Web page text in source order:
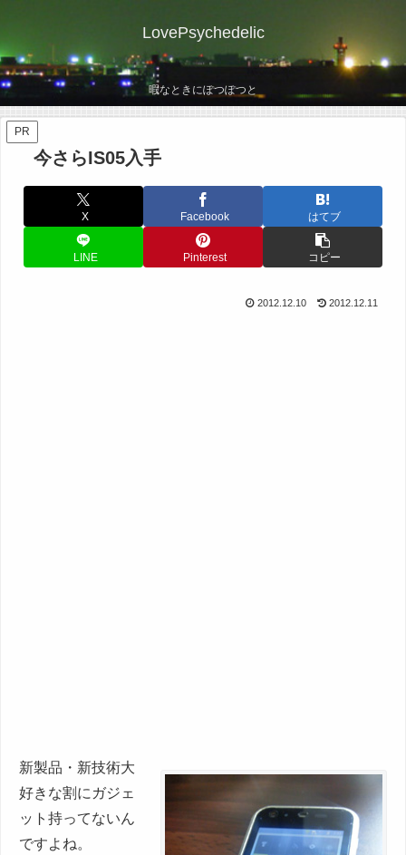
LovePsychedelic
暇なときにぽつぽつと
PR
今さらIS05入手
X Facebook はてブ
LINE Pinterest コピー
2012.12.10 2012.12.11
新製品・新技術大
好きな割にガジェ
ット持ってないん
ですよね。